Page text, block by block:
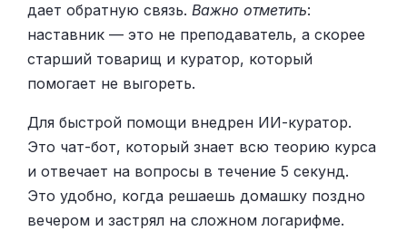
дает обратную связь. Важно отметить:
наставник — это не преподаватель, а скорее
старший товарищ и куратор, который
помогает не выгореть.
Для быстрой помощи внедрен ИИ-куратор.
Это чат-бот, который знает всю теорию курса
и отвечает на вопросы в течение 5 секунд.
Это удобно, когда решаешь домашку поздно
вечером и застрял на сложном логарифме.